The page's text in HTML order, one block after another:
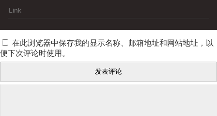
在此浏览器中保存我的显示名称、邮箱地址和网站地址，以
便下次评论时使用。